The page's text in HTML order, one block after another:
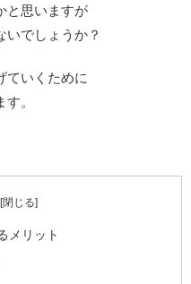
と思いますが
でしょうか？
ていくために
。
メリット